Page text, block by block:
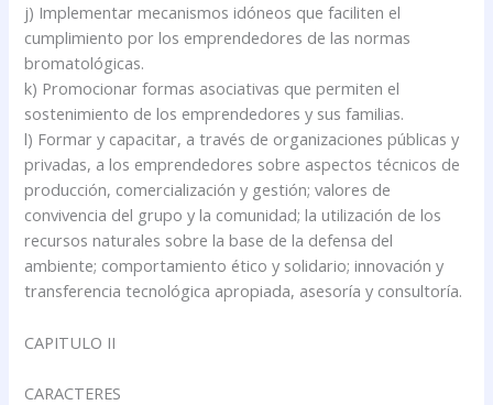
j) Implementar mecanismos idóneos que faciliten el
cumplimiento por los emprendedores de las normas
bromatológicas.
k) Promocionar formas asociativas que permiten el
sostenimiento de los emprendedores y sus familias.
l) Formar y capacitar, a través de organizaciones públicas y
privadas, a los emprendedores sobre aspectos técnicos de
producción, comercialización y gestión; valores de
convivencia del grupo y la comunidad; la utilización de los
recursos naturales sobre la base de la defensa del
ambiente; comportamiento ético y solidario; innovación y
transferencia tecnológica apropiada, asesoría y consultoría.
CAPITULO II
CARACTERES